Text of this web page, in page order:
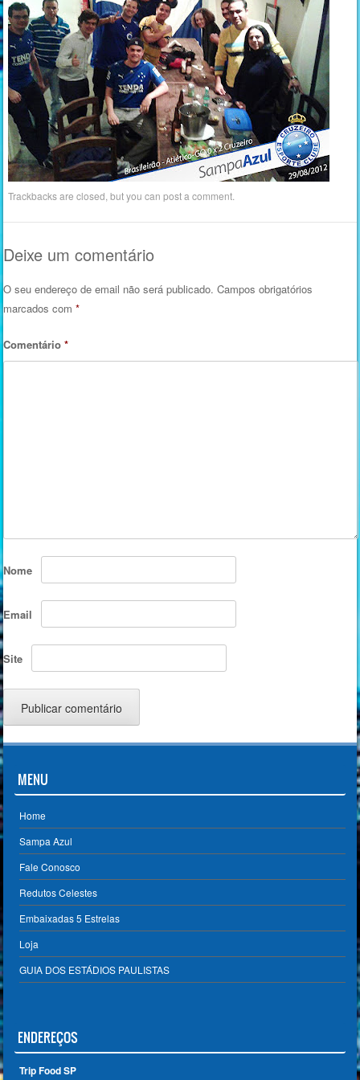
Trackbacks are closed, but you canpost a comment
Deixe um comentário
O seu endereço de email não será publicado. Campos obrigatórios
marcados com*
Comentário*
Nome
Email
Site
MENU
Home
Sampa Azul
Fale Conosco
Redutos Celestes
Embaixadas 5 Estrelas
Loja
GUIA DOS ESTÁDIOS PAULISTAS
ENDEREÇOS
Trip Food SP